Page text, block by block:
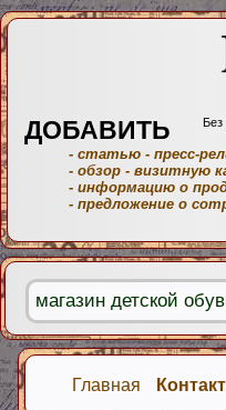
Главная
ДОБАВИТЬ
Без
- статью - пресс-
- обзор - визитную
- информацию о
- предложение о
магазин детской